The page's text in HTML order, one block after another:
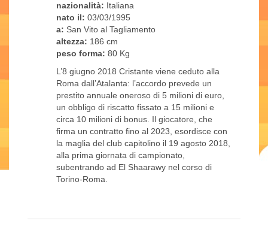
nazionalità: Italiana
nato il: 03/03/1995
a: San Vito al Tagliamento
altezza: 186 cm
peso forma: 80 Kg
L’8 giugno 2018 Cristante viene ceduto alla
Roma dall’Atalanta: l’accordo prevede un
prestito annuale oneroso di 5 milioni di euro,
un obbligo di riscatto fissato a 15 milioni e
circa 10 milioni di bonus. Il giocatore, che
firma un contratto fino al 2023, esordisce con
la maglia del club capitolino il 19 agosto 2018,
alla prima giornata di campionato,
subentrando ad El Shaarawy nel corso di
Torino-Roma.